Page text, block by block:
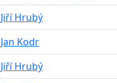
Jiří Hrubý
Jan Kodr
Jiří Hrubý